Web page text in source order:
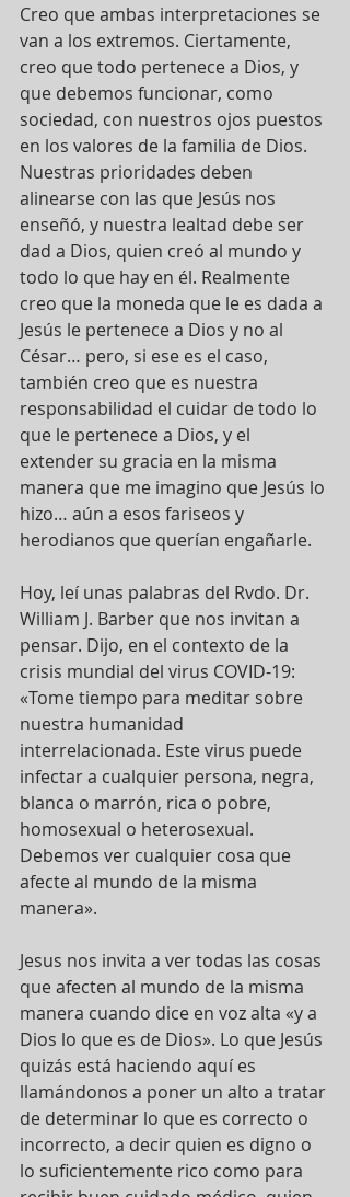
Creo que ambas interpretaciones se
van a los extremos. Ciertamente,
creo que todo pertenece a Dios, y
que debemos funcionar, como
sociedad, con nuestros ojos puestos
en los valores de la familia de Dios.
Nuestras prioridades deben
alinearse con las que Jesús nos
enseñó, y nuestra lealtad debe ser
dad a Dios, quien creó al mundo y
todo lo que hay en él. Realmente
creo que la moneda que le es dada a
Jesús le pertenece a Dios y no al
César… pero, si ese es el caso,
también creo que es nuestra
responsabilidad el cuidar de todo lo
que le pertenece a Dios, y el
extender su gracia en la misma
manera que me imagino que Jesús lo
hizo… aún a esos fariseos y
herodianos que querían engañarle.
Hoy, leí unas palabras del Rvdo. Dr.
William J. Barber que nos invitan a
pensar. Dijo, en el contexto de la
crisis mundial del virus COVID-19:
«Tome tiempo para meditar sobre
nuestra humanidad
interrelacionada. Este virus puede
infectar a cualquier persona, negra,
blanca o marrón, rica o pobre,
homosexual o heterosexual.
Debemos ver cualquier cosa que
afecte al mundo de la misma
manera».
Jesus nos invita a ver todas las cosas
que afecten al mundo de la misma
manera cuando dice en voz alta «y a
Dios lo que es de Dios». Lo que Jesús
quizás está haciendo aquí es
llamándonos a poner un alto a tratar
de determinar lo que es correcto o
incorrecto, a decir quien es digno o
lo suficientemente rico como para